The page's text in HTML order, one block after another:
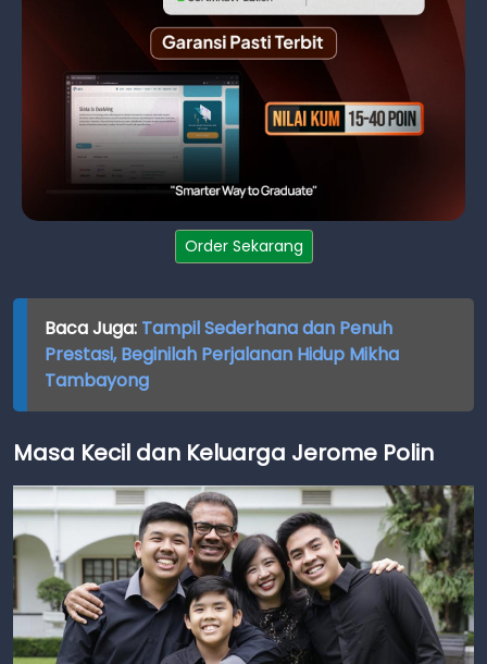
Order Sekarang
Baca Juga: Tampil Sederhana dan Penuh
Prestasi, Beginilah Perjalanan Hidup Mikha
Tambayong
Masa Kecil dan Keluarga Jerome Polin